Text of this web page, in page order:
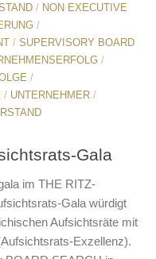
/ NON EXECUTIVE
/
/ SUPERVISORY BOARD
/
/
/ UNTERNEHMER /
Gala
im THE RITZ-
Gala würdigt
Aufsichtsräte mit
Exzellenz).